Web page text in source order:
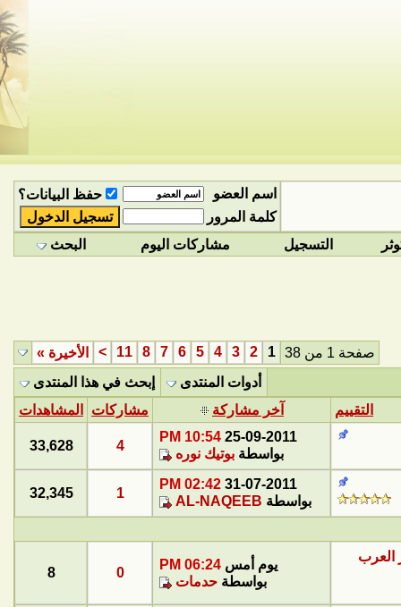
اسم العضو
حفظ البيانات؟
كلمة المرور
التسجيل مشاركات اليوم البحث
صفحة 1 من 38 1
2
3
4
5
6
7
8
11
> الأخيرة »
أدوات المنتدى
إبحث في هذا المنتدى
التقييم
آخر مشاركة مشاركات
المشاهدات
25-09-2011
10:54 PM
بواسطة بوتيك نوره
4
33,628
31-07-2011
02:42 PM
بواسطة AL-NAQEEB
1
32,345
العرب
يوم أمس 06:24 PM
بواسطة حدمات
0
8